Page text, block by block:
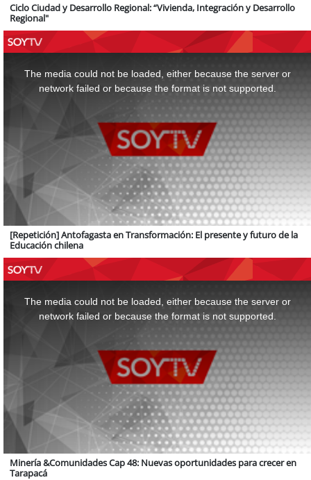
Ciclo Ciudad y Desarrollo Regional: “Vivienda, Integración y Desarrollo
Regional"
The media could not be loaded, either because the server or
network failed or because the format is not supported.
[Repetición] Antofagasta en Transformación: El presente y futuro de la
Educación chilena
The media could not be loaded, either because the server or
network failed or because the format is not supported.
Minería &Comunidades Cap 48: Nuevas oportunidades para crecer en
Tarapacá